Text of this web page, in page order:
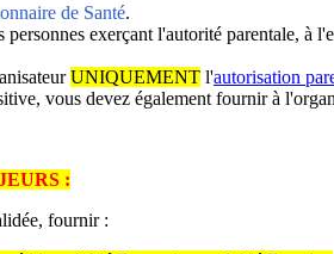
de Santé.
personnes exerçant l'autorité parentale, à
UNIQUEMENT l'autorisation
vous devez également fournir à
:
fournir :